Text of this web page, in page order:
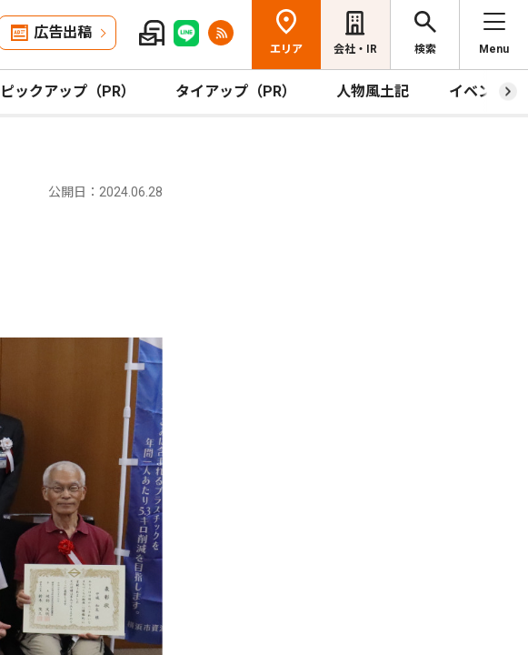
広告出稿
エリア 会社・IR 検索 Menu
ピックアップ（PR） タイアップ（PR） 人物風土記 イベント
公開日：2024.06.28